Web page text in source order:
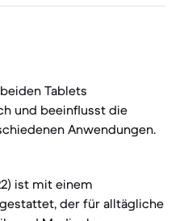
Tablets
und beeinflusst die
Anwendungen.
ist mit einem
der für alltägliche